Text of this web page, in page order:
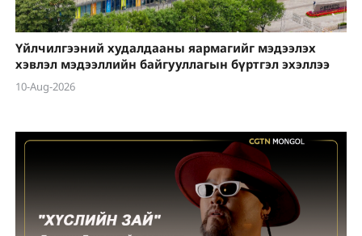
Үйлчилгээний худалдааны яармагийг мэдээлэх
хэвлэл мэдээллийн байгууллагын бүртгэл эхэллээ
10-Aug-2026